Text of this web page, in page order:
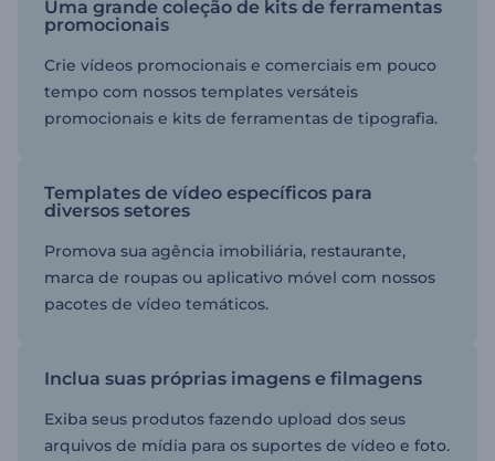
Uma grande coleção de kits de ferramentas
promocionais
Crie vídeos promocionais e comerciais em pouco
tempo com nossos templates versáteis
promocionais e kits de ferramentas de tipografia.
Templates de vídeo específicos para
diversos setores
Promova sua agência imobiliária, restaurante,
marca de roupas ou aplicativo móvel com nossos
pacotes de vídeo temáticos.
Inclua suas próprias imagens e filmagens
Exiba seus produtos fazendo upload dos seus
arquivos de mídia para os suportes de vídeo e foto.